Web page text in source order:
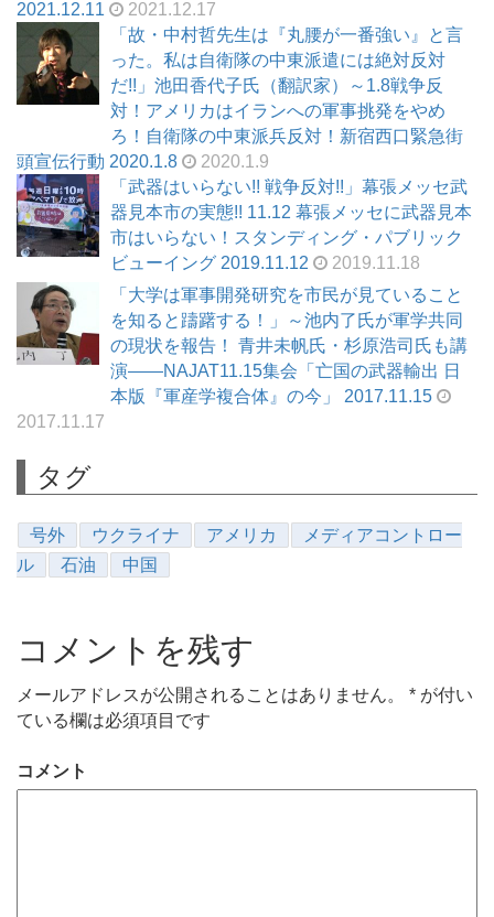
2021.12.11
2021.12.17
「故・中村哲先生は『丸腰が一番強い』と言
った。私は自衛隊の中東派遣には絶対反対
だ!!」池田香代子氏（翻訳家）～1.8戦争反
対！アメリカはイランへの軍事挑発をやめ
ろ！自衛隊の中東派兵反対！新宿西口緊急街
頭宣伝行動 2020.1.8
2020.1.9
「武器はいらない!! 戦争反対!!」幕張メッセ武
器見本市の実態!! 11.12 幕張メッセに武器見本
市はいらない！スタンディング・パブリック
ビューイング 2019.11.12
2019.11.18
「大学は軍事開発研究を市民が見ていること
を知ると躊躇する！」～池内了氏が軍学共同
の現状を報告！ 青井未帆氏・杉原浩司氏も講
演――NAJAT11.15集会「亡国の武器輸出 日
本版『軍産学複合体』の今」 2017.11.15
2017.11.17
タグ
号外 ウクライナ アメリカ
メディアコントロー
ル
石油 中国
コメントを残す
メールアドレスが公開されることはありません。 * が付い
ている欄は必須項目です
コメント